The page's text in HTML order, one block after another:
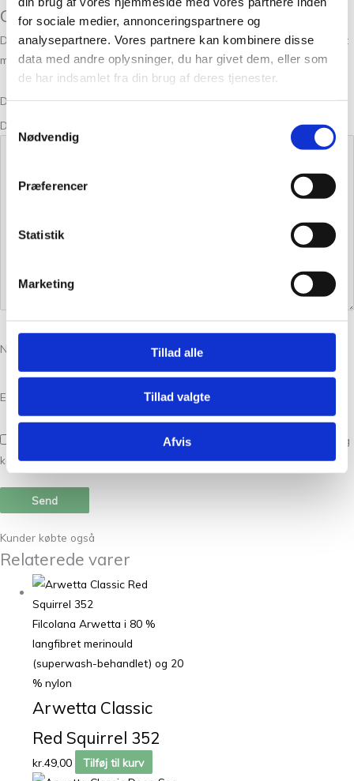
for sociale medier, annonceringspartnere og
analysepartnere. Vores partnere kan kombinere disse
data med andre oplysninger, du har givet dem, eller som
de har indsamlet fra din brug af deres tjenester.
Samtykkevalg
Nødvendig
Præferencer
Statistik
Marketing
Tillad alle
Tillad valgte
Afvis
Classic Deep Mahogany 201”
Din e-mailadresse vil ikke blive publiceret. Krævede felter er markeret
med*
Din bedømmelse
Din anmeldelse
Navn
E-mail
Gem mit navn, mail og websted i denne browser til næste gang jeg
kommenterer.
Kunder købte også
Relaterede varer
Filcolana Arwetta i 80 %
langfibret merinould
(superwash-behandlet) og 20
% nylon
Arwetta Classic
Red Squirrel 352
kr.49,00 Tilføj til kurv